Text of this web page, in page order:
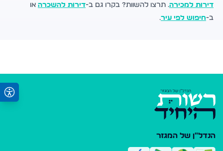
דירות למכירה. תרצו להשוות? בקרו גם ב-דירות להשכרה או
ב-חיפוש לפי עיר.
הנדל"ן של המגזר